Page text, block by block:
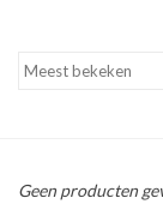
Onderdelen
Over ons
Geen producten